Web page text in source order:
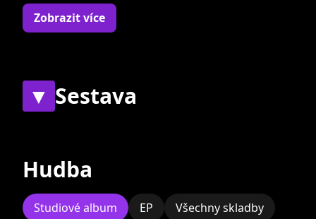
noise pop, popřípadě Art-Punk, oni sami se
však spokojí s konstatováním, že hrajou hezký
plná intimních vyznání v pozadí hutných
hudebních ploch, projekcí a laskavých
Zobrazit více
▼ Sestava
Hudba
Studiové album EP
Všechny skladby